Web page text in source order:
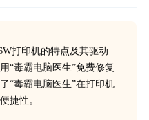
打印机的特点及其驱动
“毒霸电脑医生”免费修复
“毒霸电脑医生”在打印机
捷性。